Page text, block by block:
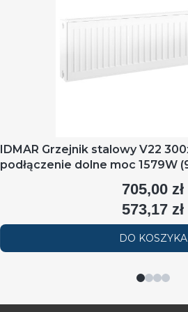
IDMAR Grzejnik stalowy V22
podłączenie dolne moc 1579W
Cena
705,00 zł
Cena
573,17 zł
DO KOSZYKA